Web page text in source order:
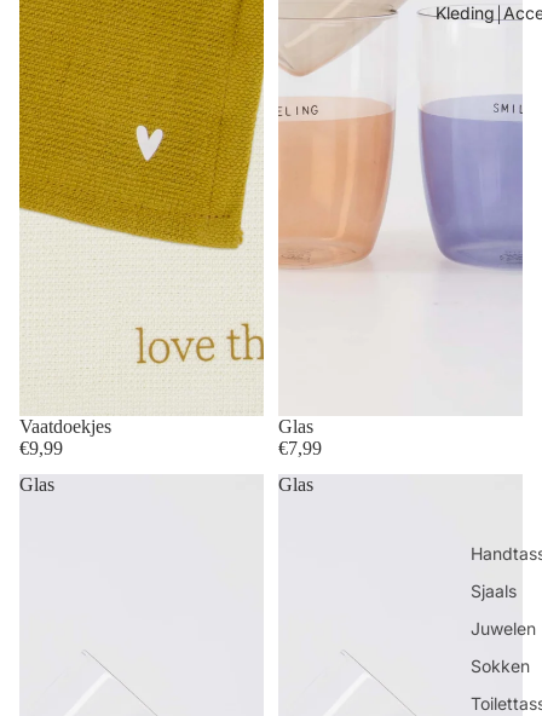
Kleding￨
Sjaals
Juwelen
Sokken
Vaatdoekjes
€9,99
Glas
€7,99
Glas
Glas